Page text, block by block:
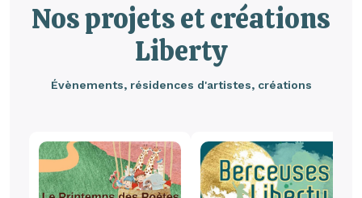
Nos projets et créations
Liberty
Évènements, résidences d'artistes, créations